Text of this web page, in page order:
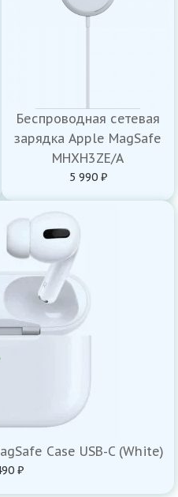
Беспроводная сетевая
зарядка Apple MagSafe
MHXH3ZE/A
5 990 ₽
Case USB-C (White)
₽